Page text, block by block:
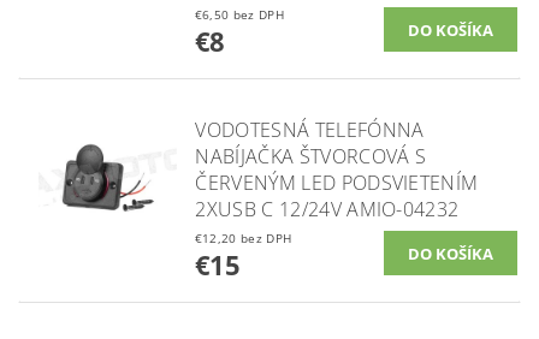
€6,50 bez DPH
€8
VODOTESNÁ TELEFÓNNA
NABÍJAČKA ŠTVORCOVÁ S
ČERVENÝM LED PODSVIETENÍM
2XUSB C 12/24V AMIO-04232
€12,20 bez DPH
€15